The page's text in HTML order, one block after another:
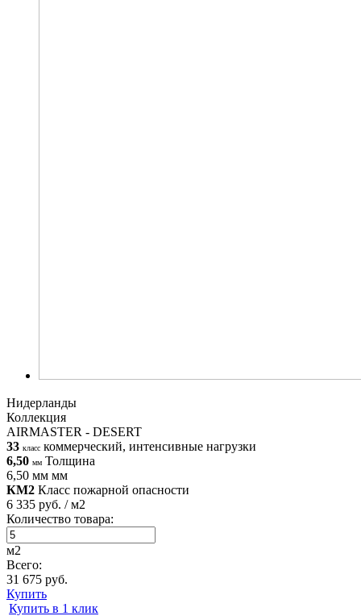
Нидерланды
Коллекция
AIRMASTER - DESERT
33 класс коммерческий, интенсивные нагрузки
6,50 мм Толщина
6,50 мм мм
КМ2 Класс пожарной опасности
6 335 руб. / м2
Количество товара:
м2
Всего:
31 675 руб.
Купить
Купить в 1 клик